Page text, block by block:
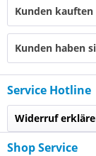
Kunden kauften
Kunden haben
Service Hotline
Widerruf
Shop Service